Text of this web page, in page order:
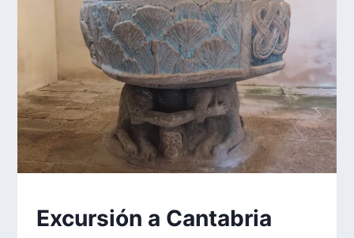
EXCURSIONES
|Excursión a Cantabria